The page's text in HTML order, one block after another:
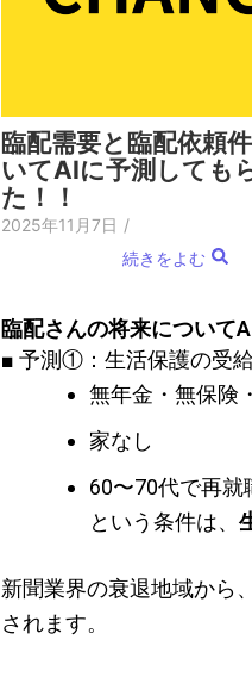
臨配需要と臨配依頼
いてAIに予測しても
た！！
2025年11月7日 /
続きをよむ
臨配さんの将来について
■ 予測①：生活保護の受
無年金・無保険
家なし
60〜70代で再就
という条件は、
新聞業界の衰退地域から
されます。